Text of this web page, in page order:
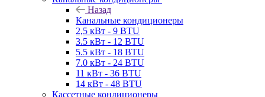
Назад
Канальные кондиционеры
2,5 кВт - 9 BTU
3.5 кВт - 12 BTU
5.5 кВт - 18 BTU
7.0 кВт - 24 BTU
11 кВт - 36 BTU
14 кВт - 48 BTU
Кассетные кондиционеры